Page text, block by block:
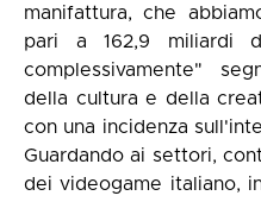
manifattura, che
pari a 162,9 miliardi
complessivamente"
della cultura e della
con una incidenza
Guardando ai settori,
dei videogame italiano,